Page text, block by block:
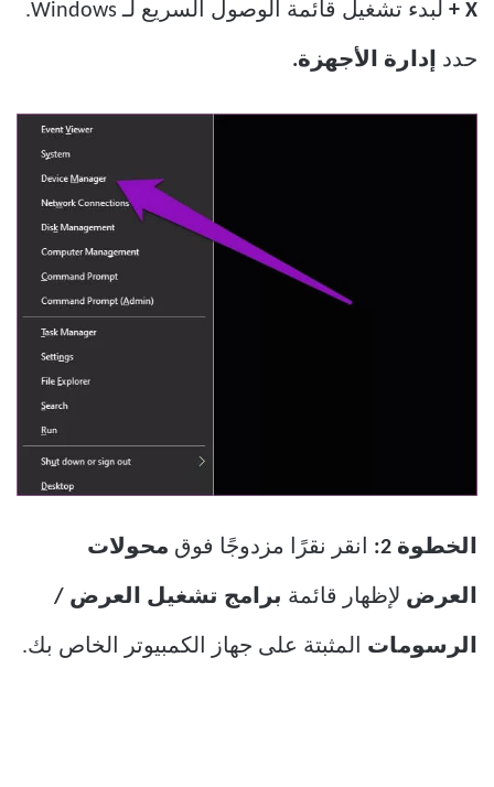
+ X لبدء تشغيل قائمة الوصول السريع لـ Windows.
حدد إدارة الأجهزة.
الخطوة 2: انقر نقرًا مزدوجًا فوق محولات
العرض لإظهار قائمة برامج تشغيل العرض /
الرسومات المثبتة على جهاز الكمبيوتر الخاص بك.